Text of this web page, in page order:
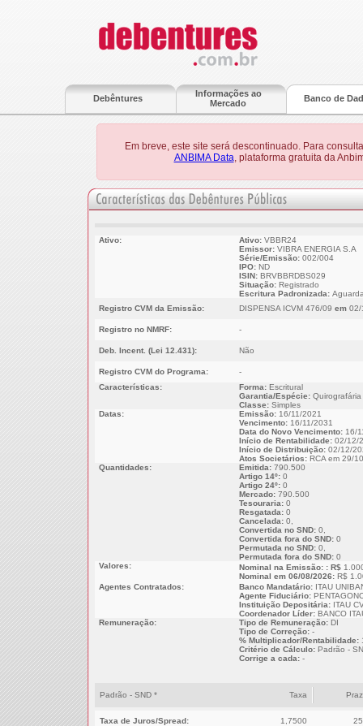
Debêntures
Informações ao
Mercado
Banco de
Em breve, este site será descontinuado. Para
ANBIMA Data, plataforma gratuita da
Ativo: Ativo:VBBR24
Emissor:VIBRA ENERGIA S.A
Série/Emissão:002/004
IPO: ND
ISIN:BRVBBRDBS029
Situação:Registrado
Escritura Padronizada:
Registro CVM da Emissão:
DISPENSA ICVM 476/09 em02/
Registro no NMRF: -
Deb. Incent. (Lei 12.431): Não
Registro CVM do Programa:
-
Características:
Forma:Escritural
Garantia/Espécie:Quirografária
Classe:Simples
Datas:
Emissão:16/11/2021
Vencimento: 16/11/2031
Data do Novo Vencimento:16/
Início de Rentabilidade:02/12/
Início de Distribuição:02/12/
Atos Societários:RCA em 29/
Quantidades:
Emitida:790.500
Artigo 14º:0
Artigo 24º:0
Mercado:790.500
Tesouraria:0
Resgatada:0
Cancelada:0,
Convertida no SND:0,
Convertida fora do SND:0
Permutada no SND:0,
Permutada fora do SND:0
Valores:
Nominal na Emissão: : R$
Nominal em 06/08/2026:R$
Agentes Contratados:
Banco Mandatário:ITAU
Agente Fiduciário:
Instituição Depositária:ITAU
Coordenador Líder:BANCO
Remuneração:
Tipo de Remuneração:DI
Tipo de Correção:-
% Multiplicador/Rentabilidade:
Critério de Cálculo:Padrão -
Corrige a cada:-
Padrão - SND * Taxa
Taxa de Juros/Spread: 1,7500